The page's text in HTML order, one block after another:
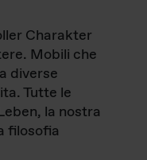
Charakter
Mobili che
diverse
Tutte le
la nostra
filosofia